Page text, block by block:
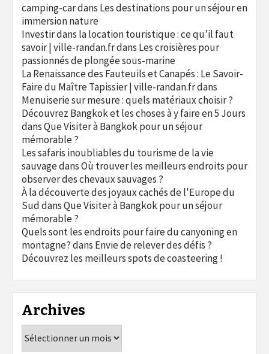
camping-cardans Les destinations pour un séjour en
immersion nature
Investir dans la location touristique : ce qu’il faut
savoir | ville-randan.frdans Les croisières pour
passionnés de plongée sous-marine
La Renaissance des Fauteuils et Canapés : Le Savoir-
Faire du Maître Tapissier | ville-randan.frdans
Menuiserie sur mesure : quels matériaux choisir ?
Découvrez Bangkok et les choses à y faire en 5 Jours
dansQue Visiter à Bangkok pour un séjour
mémorable ?
Les safaris inoubliables du tourisme de la vie
sauvagedansOù trouver les meilleurs endroits pour
observer des chevaux sauvages ?
À la découverte des joyaux cachés de l'Europe du
SuddansQue Visiter à Bangkok pour un séjour
mémorable ?
Quels sont les endroits pour faire du canyoning en
montagne?dans Envie de relever des défis ?
Découvrez les meilleurs spots de coasteering !
Archives